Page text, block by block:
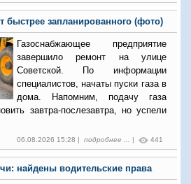
быстрее запланированного (фото)
Газоснабжающее предприятие
завершило ремонт на улице
Советской. По информации
специалистов, начаты пуски газа в
дома. Напомним, подачу газа
завтра-послезавтра, но успели
06.08.2026 15:28 | подробнее ... | 441
найдены водительские права